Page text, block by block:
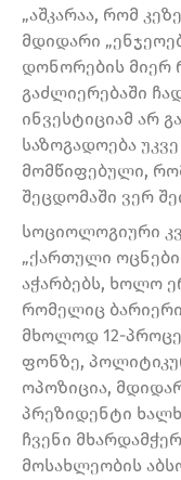
„აშკარაა, რომ
მდიდარი
დონორების მიერ
გაძლიერებაში
ინვესტიციამ არ
საზოგადოება
მომწიფებული,
შეცდომაში ვერ
სოციოლოგიური
„ქართული
აჭარბებს, ხოლო
რომელიც
მხოლოდ 12-
ფონზე,
ოპოზიცია,
პრეზიდენტი
ჩვენი
მოსახლეობის